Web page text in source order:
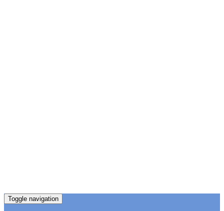
Toggle navigation